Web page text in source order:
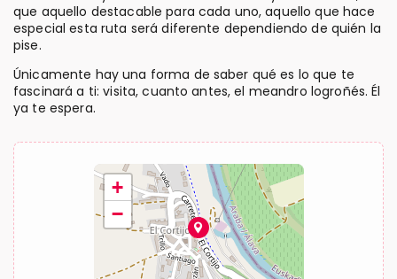
que aquello destacable para cada uno, aquello que hace
especial esta ruta será diferente dependiendo de quién la
pise.
Únicamente hay una forma de saber qué es lo que te
fascinará a ti: visita, cuanto antes, el meandro logroñés. Él
ya te espera.
+
−